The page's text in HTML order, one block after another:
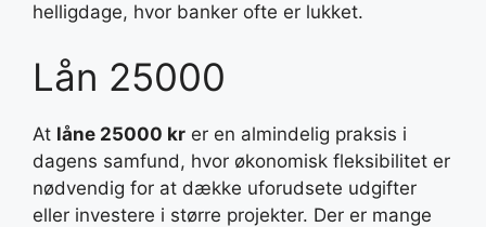
helligdage, hvor banker ofte er lukket.
Lån 25000
At låne 25000 kr er en almindelig praksis i
dagens samfund, hvor økonomisk fleksibilitet er
nødvendig for at dække uforudsete udgifter
eller investere i større projekter. Der er mange